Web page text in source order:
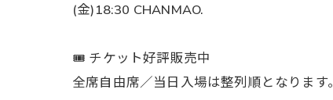
(金)18:30 CHANMAO.
🎟 チケット好評販売中
全席自由席／当日入場は整列順となります。